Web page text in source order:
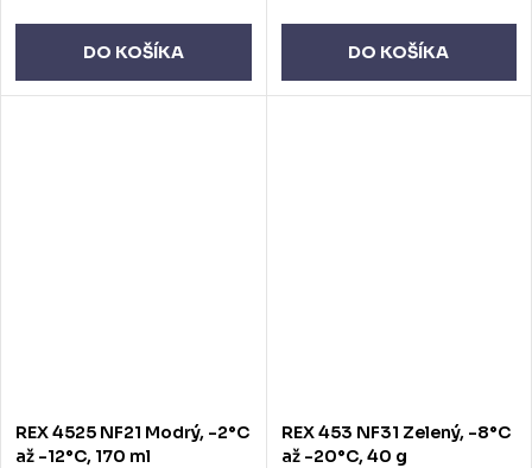
DO KOŠÍKA DO KOŠÍKA
REX 4525 NF21 Modrý, -2°C
až -12°C, 170 ml
REX 453 NF31 Zelený, -8°C
až -20°C, 40 g